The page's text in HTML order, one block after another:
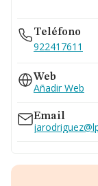
Teléfono
922417611
Web
Añadir Web
Email